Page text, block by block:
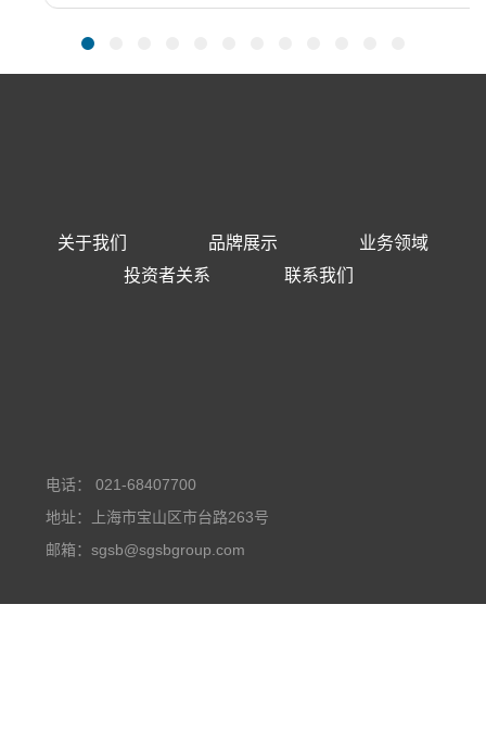
关于我们 品牌展示
业务领域
投资者关系
联系我们
电话： 021-68407700
地址：上海市宝山区市台路263号
邮箱：sgsb@sgsbgroup.com